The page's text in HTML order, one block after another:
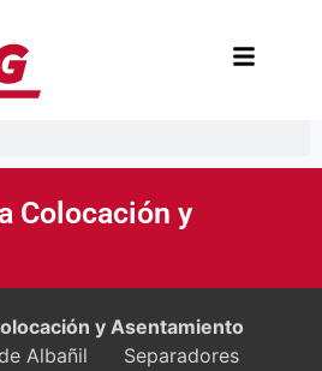
Colocación y
y Asentamiento
Albañil
Separadores